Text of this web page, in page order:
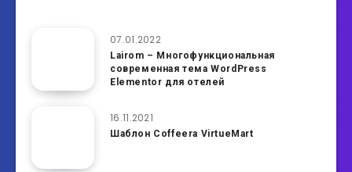
07.01.2022
Lairom – Многофункциональная
современная тема WordPress
Elementor для отелей
16.11.2021
Шаблон Coffeera VirtueMart